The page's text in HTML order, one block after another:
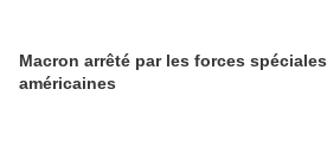
Macron arrêté par les forces spéciales
américaines